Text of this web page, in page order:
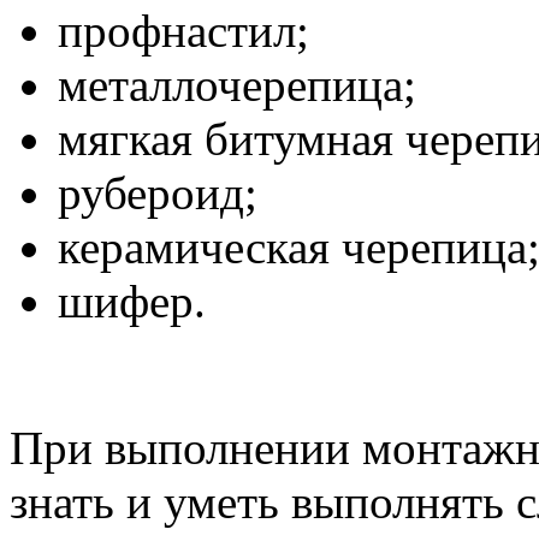
профнастил;
металлочерепица;
мягкая битумная
рубероид;
керамическая черепица;
шифер.
При выполнении
знать и уметь